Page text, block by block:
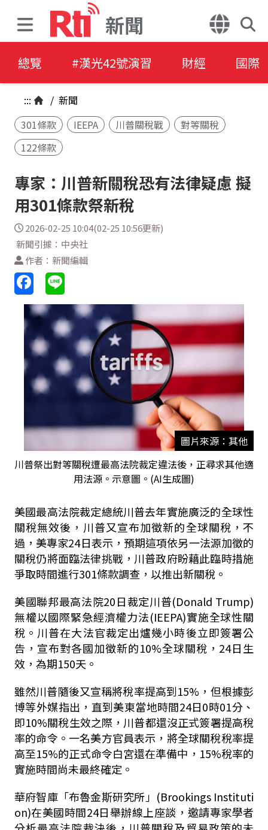
新聞
總覽 #漢光42號演習 財經 國際
::: / 新聞
301條款
IEEPA 川普關稅戰
對等關稅
122條款
專家：川普新關稅恐有法律疑慮 擬
用301條款祭新稅
2026-02-25 10:04(02-25 10:56更新)
新聞引據：中央社
作者：新聞編輯
圖片來源：其他
川普祭出對等關稅遭最高法院裁定違法後，正尋求其他適
用法源。示意圖。(AI生成圖)
美國最高法院裁定總統川普去年實施廣泛的全球性
關稅無效後，川普又宣布加徵新的全球關稅，不
過，美專家24日表示，預期這項依另一法源加徵的
關稅仍將面臨法律挑戰，川普政府盼藉此臨時措施
爭取時間進行301條款調查，以推出新關稅。
美國聯邦最高法院20日裁定川普(Donald Trump)
無權以國際緊急經濟權力法(IEEPA)實施全球性關
稅。川普在大法官裁定出爐幾小時後立即簽署公
告，宣布對各國加徵新的10%全球關稅，24日生
效，為期150天。
雖然川普隨後又宣稱將稅率提高到15%，但根據彭
博等外媒指出，直到美東當地時間24日0時01分、
即10%關稅生效之際，川普都還沒正式簽署提高稅
率的命令。一名美方官員表示，將全球關稅稅率提
高至15%的正式命令白宮還在準備中，15%稅率的
實施時間尚未最終確定。
華府智庫「布魯金斯研究所」(Brookings Instituti
on)在美國時間24日舉辦線上座談，邀請專家學者